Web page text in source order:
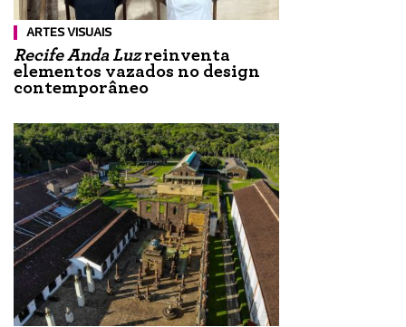
ARTES VISUAIS
Recife Anda Luzreinventa
elementos vazados no design
contemporâneo